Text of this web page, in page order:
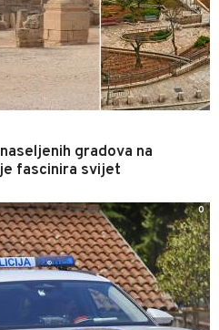
gradova na
fascinira svijet
0